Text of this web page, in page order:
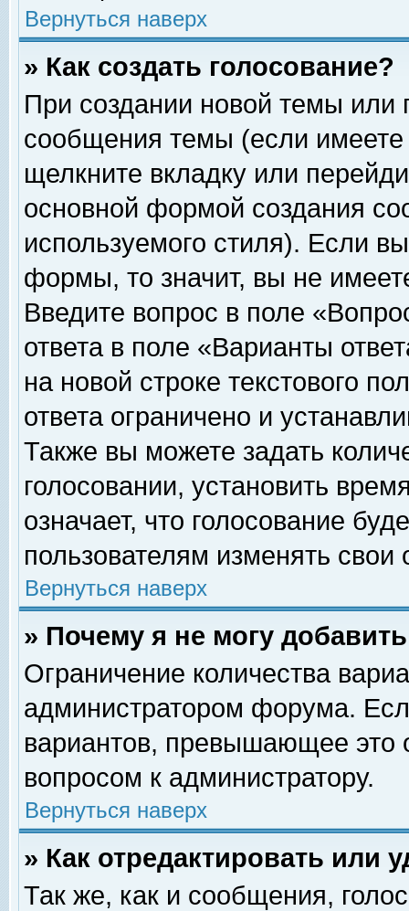
Вернуться наверх
» Как создать голосование?
При создании новой темы или
сообщения темы (если
щелкните вкладку или
основной формой создания
используемого стиля). Если
формы, то значит, вы не
Введите вопрос в поле
ответа в поле «Варианты
на новой строке текстового
ответа ограничено и
Также вы можете задать
голосовании, установить
означает, что голосование
пользователям изменять свои
Вернуться наверх
» Почему я не могу
Ограничение количества
администратором форума.
вариантов, превышающее это
вопросом к администратору.
Вернуться наверх
» Как отредактировать или
Так же, как и сообщения,